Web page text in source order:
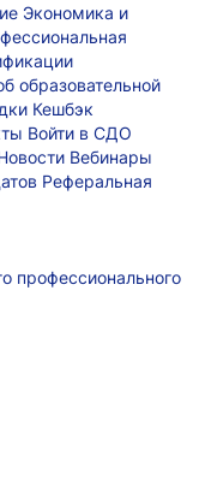
Экономика и
образовательной
Кешбэк
Войти в СДО
Вебинары
Реферальная
профессионального